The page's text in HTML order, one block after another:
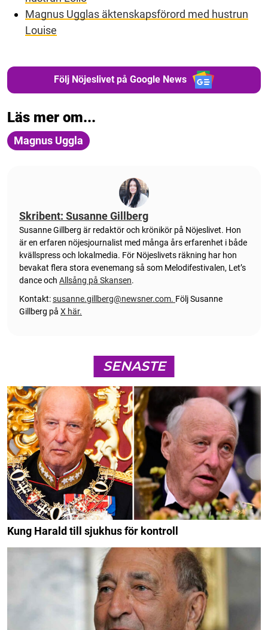
Magnus Ugglas äktenskapsförord med hustrun
Louise
Följ Nöjeslivet på Google News
Läs mer om...
Magnus Uggla
Skribent: Susanne Gillberg
Susanne Gillberg är redaktör och krönikör på Nöjeslivet. Hon
är en erfaren nöjesjournalist med många års erfarenhet i både
kvällspress och lokalmedia. För Nöjeslivets räkning har hon
bevakat flera stora evenemang så som Melodifestivalen, Let’s
dance och Allsång på Skansen.
Kontakt:susanne.gillberg@newsner.com. Följ Susanne
Gillberg på X här.
SENASTE
Kung Harald till sjukhus för kontroll